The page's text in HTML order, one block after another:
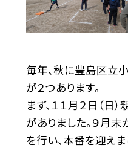
毎年、秋に豊島区立
が２つあります。
まず、１１月２日（日
がありました。９月
を行い、本番を迎え